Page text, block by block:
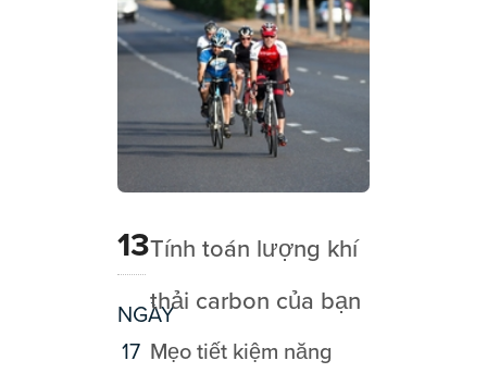
13
NGÀY
17
Tính toán lượng khí
thải carbon của bạn
Mẹo tiết kiệm năng